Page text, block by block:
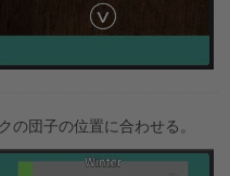
の団子の位置に合わせる。